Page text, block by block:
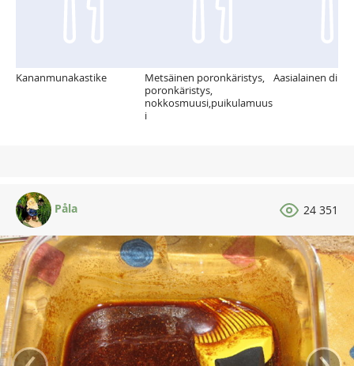
Kananmunakastike
Metsäinen poronkäristys,
poronkäristys,
nokkosmuusi,puikulamuus
i
Aasialainen
Påla 24 351